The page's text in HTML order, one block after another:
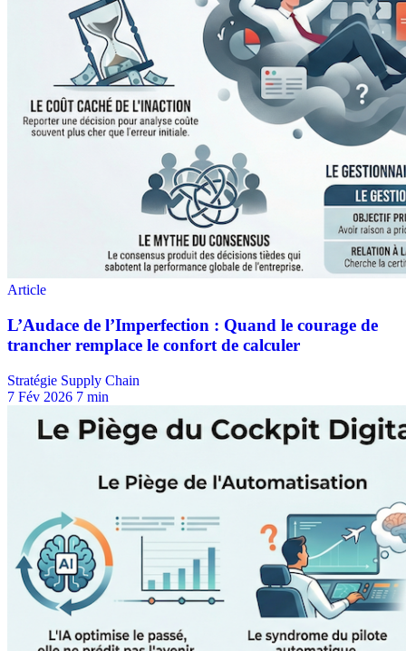
Stratégie Supply Chain
7 Fév 2026 7 min